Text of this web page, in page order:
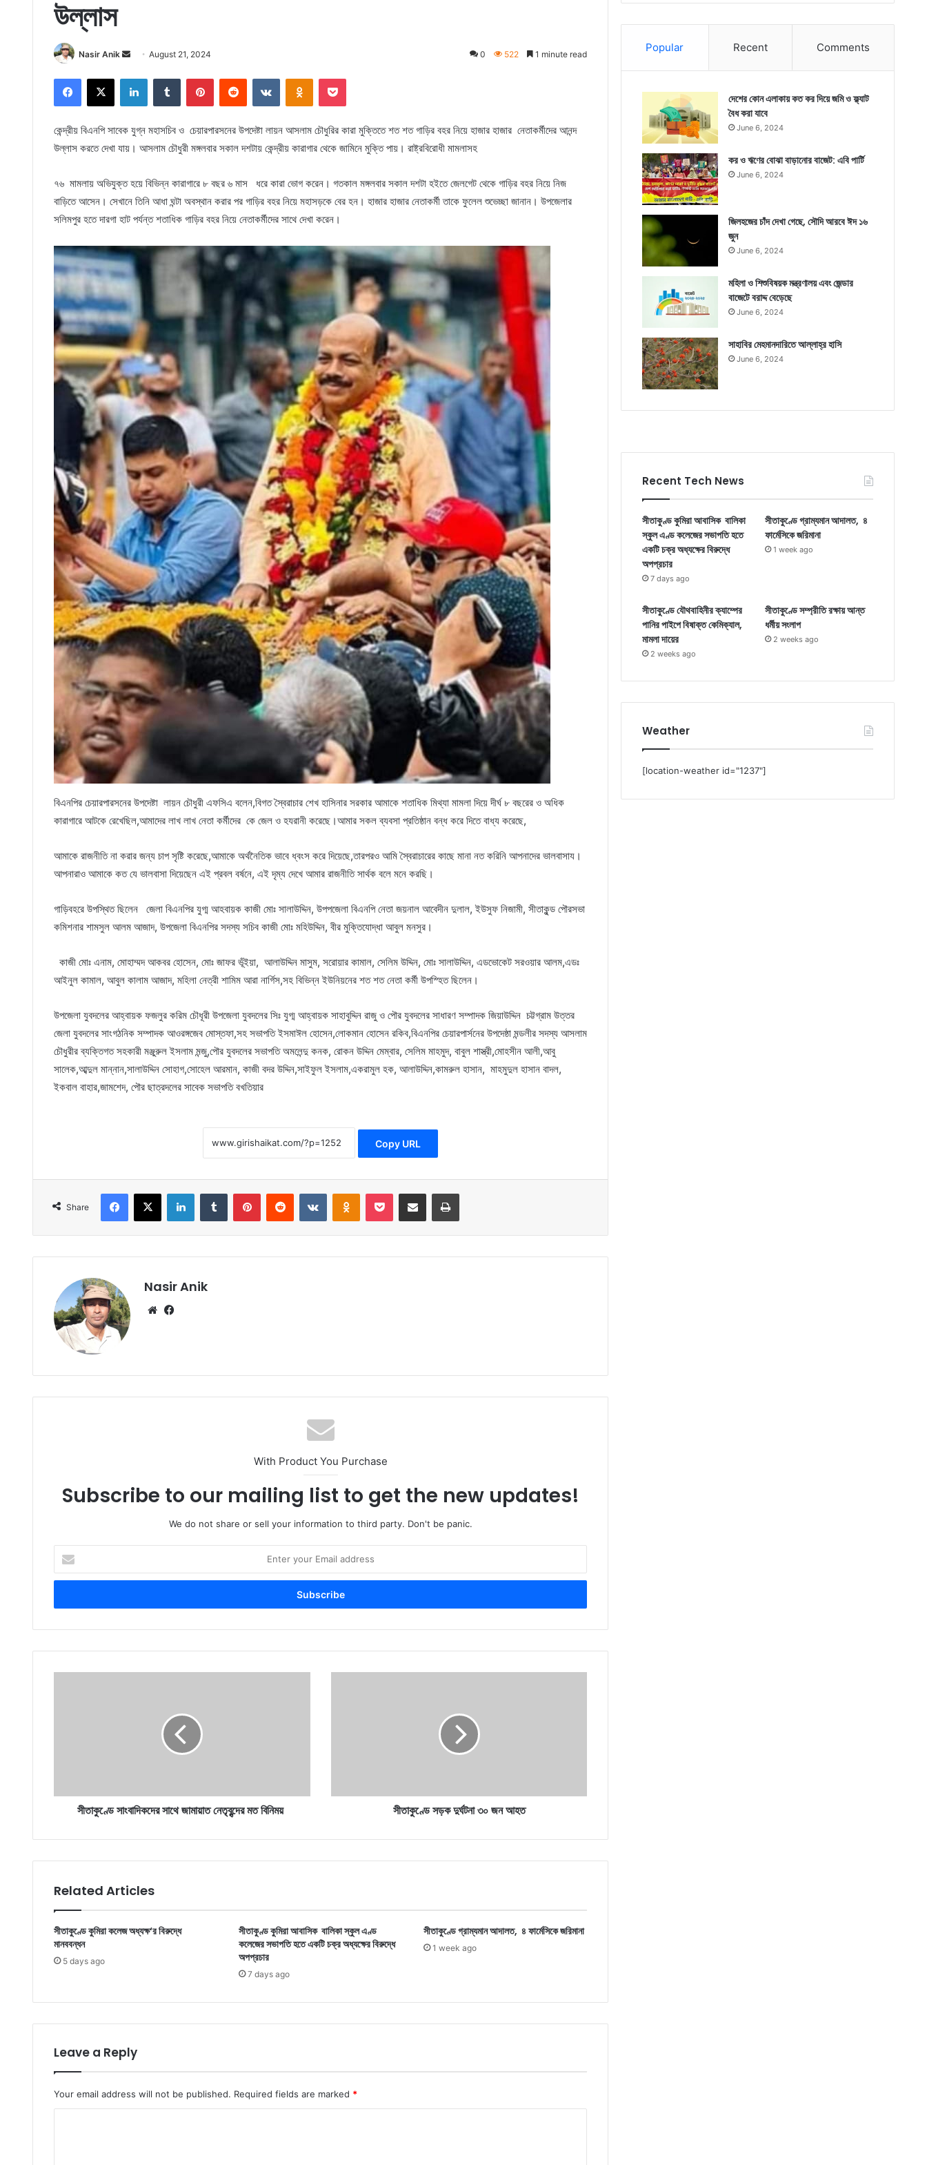
উল্লাস
Nasir Anik
Send
email
August 21, 2024 0 522 1 minute read
Facebook
X LinkedInTumblr PinterestReddit VKontakteOdnoklassniki
Pocket
কেন্দ্রীয় বিএনপি সাবেক যুগ্ন মহাসচিব ও চেয়ারপারসনের উপদেষ্টা লায়ন আসলাম চৌধুরির কারা মুক্তিতে শত শত গাড়ির বহর নিয়ে হাজার হাজার নেতাকর্মীদের আনন্দ
উল্লাস করতে দেখা যায়। আসলাম চৌধুরী মঙ্গলবার সকাল দশটায় কেন্দ্রীয় কারাগার থেকে জামিনে মুক্তি পায়। রাষ্ট্রবিরোধী মামলাসহ
৭৬ মামলায় অভিযুক্ত হয়ে বিভিন্ন কারাগারে ৮ বছর ৬ মাস ধরে কারা ভোগ করেন। গতকাল মঙ্গলবার সকাল দশটা হইতে জেলগেট থেকে গাড়ির বহর নিয়ে নিজ
বাড়িতে আসেন। সেখানে তিনি আধা ঘন্টা অবস্থান করার পর গাড়ির বহর নিয়ে মহাসড়কে বের হন। হাজার হাজার নেতাকর্মী তাকে ফুলেল শুভেচ্ছা জানান। উপজেলার
সলিমপুর হতে দারগা হাট পর্যন্ত শতাধিক গাড়ির বহর নিয়ে নেতাকর্মীদের সাথে দেখা করেন।
বিএনপির চেয়ারপারসনের উপদেষ্টা লায়ন চৌধুরী এফসিএ বলেন,বিগত স্বৈরাচার শেখ হাসিনার সরকার আমাকে শতাধিক মিথ্যা মামলা দিয়ে দীর্ঘ ৮ বছরের ও অধিক
কারাগারে আটকে রেখেছিল,আমাদের লাখ লাখ নেতা কর্মীদের কে জেল ও হযরানী করেছে।আমার সকল ব্যবসা প্রতিষ্ঠান বন্ধ করে দিতে বাধ্য করেছে,
আমাকে রাজনীতি না করার জন্য চাপ সৃষ্টি করেছে,আমাকে অর্থনৈতিক ভাবে ধ্বংস করে দিয়েছে,তারপরও আমি স্বৈরাচারের কাছে মানা নত করিনি আপনাদের ভালবাসায।
আপনারাও আমাকে কত যে ভালবাসা দিয়েছেন এই প্রবল বর্ষনে, এই দৃম্য দেখে আমার রাজনীতি সার্থক বলে মনে করছি।
গাড়িবহরে উপস্থিত ছিলেন জেলা বিএনপির যুগ্ম আহবায়ক কাজী মোঃ সালাউদ্দিন, উপপজেলা বিএনপি নেতা জয়নাল আবেদীন দুলাল, ইউসুফ নিজামী, সীতাকুন্ড পৌরসভা
কমিশনার শামসুল আলম আজাদ, উপজেলা বিএনপির সদস্য সচিব কাজী মোঃ মহিউদ্দিন, বীর মুক্তিযোদ্ধা আবুল মনসুর।
কাজী মোঃ এনাম, মোহাম্মদ আকবর হোসেন, মোঃ জাফর ভূঁইয়া, আলাউদ্দিন মাসুম, সরোয়ার কামাল, সেলিম উদ্দিন, মোঃ সালাউদ্দিন, এডভোকেট সরওয়ার আলম,এডঃ
আইনুল কামাল, আবুল কালাম আজাদ, মহিলা নেত্রী শামিম আরা নার্গিস,সহ বিভিন্ন ইউনিয়নের শত শত নেতা কর্মী উপস্হিত ছিলেন।
উপজেলা যুবদলের আহ্বায়ক ফজলুর করিম চৌধূরী উপজেলা যুবদলের সিঃ যুগ্ম আহ্বায়ক সাহাবুদ্দিন রাজু ও পৌর যুবদলের সাধারণ সম্পাদক জিয়াউদ্দিন চট্টগ্রাম উত্তর
জেলা যুবদলের সাংগঠনিক সম্পাদক আওরঙ্গজেব মোস্তফা,সহ সভাপতি ইসমাঈল হোসেন,লোকমান হোসেন রকিব,বিএনপির চেয়ারপার্সনের উপদেষ্ঠা মন্ডলীর সদস্য আসলাম
চৌধুরীর ব্যক্তিগত সহকারী মঞ্জুরুল ইসলাম মন্জু,পৌর যুবদলের সভাপতি অমলেন্দু কনক, রোকন উদ্দিন মেম্বার, সেলিম মাহমুদ, বাবুল শাস্ত্রী,মোহসীন আলী,আবু
সালেক,আব্দুল মান্নান,সালাউদ্দিন সোহাগ,সোহেল আরমান, কাজী বদর উদ্দিন,সাইফুল ইসলাম,একরামুল হক, আলাউদ্দিন,কামরুল হাসান, মাহমুদুল হাসান বাদল,
ইকবাল বাহার,জামশেদ, পৌর ছাত্রদলের সাবেক সভাপতি বখতিয়ার
Copy URL
Share
Facebook
X LinkedInTumblr PinterestReddit VKontakteOdnoklassniki
Pocket Share via Email Print
Nasir Anik
Website
With Product You Purchase
Subscribe to our mailing list to get the new updates!
We do not share or sell your information to third party. Don't be panic.
your
Email
সীতাকুণ্ডে সাংবাদিকদের সাথে জামায়াত নেতৃবৃন্দের মত বিনিময় সীতাকুণ্ডে সড়ক দুর্ঘটনা ৩০ জন আহত
Related Articles
সীতাকুণ্ডে কুমিরা কলেজ অধ্যক্ষ‘র বিরুদ্ধে
মানববন্ধন
5 days ago
সীতাকুণ্ড কুমিরা আবাসিক বালিকা স্কুল এণ্ড
কলেজের সভাপতি হতে একটি চক্র অধ্যক্ষের বিরুদ্ধে
অপপ্রচার
7 days ago
সীতাকুণ্ডে গ্রাম্যমান আদালত, ৪ ফার্মেসিকে জরিমানা
1 week ago
Leave a Reply
Your email address will not be published. Required fields are marked *
Popular Recent Comments
দেশের কোন এলাকায় কত কর দিয়ে জমি ও ফ্ল্যাট
বৈধ করা যাবে
June 6, 2024
কর ও ঋণের বোঝা বাড়ানোর বাজেট: এবি পার্টি
June 6, 2024
জিলহজের চাঁদ দেখা গেছে, সৌদি আরবে ঈদ ১৬
জুন
June 6, 2024
মহিলা ও শিশুবিষয়ক মন্ত্রণালয় এবং জেন্ডার
বাজেটে বরাদ্দ বেড়েছে
June 6, 2024
সাহাবির মেহমানদারিতে আল্লাহ্‌র হাসি
June 6, 2024
Recent Tech News
সীতাকুণ্ড কুমিরা আবাসিক বালিকা
স্কুল এণ্ড কলেজের সভাপতি হতে
একটি চক্র অধ্যক্ষের বিরুদ্ধে
অপপ্রচার
7 days ago
সীতাকুণ্ডে গ্রাম্যমান আদালত, ৪
ফার্মেসিকে জরিমানা
1 week ago
সীতাকুণ্ডে যৌথবাহিনীর ক্যাম্পের
পানির পাইপে বিষাক্ত কেমিক্যাল,
মামলা দায়ের
2 weeks ago
সীতাকুণ্ডে সম্প্রীতি রক্ষায় আন্ত
ধর্মীয় সংলাপ
2 weeks ago
Weather
[location-weather id="1237"]